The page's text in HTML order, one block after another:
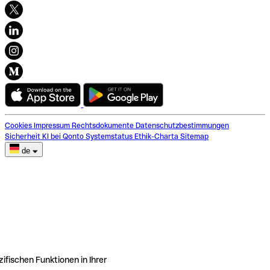
Cookies Impressum Rechtsdokumente Datenschutzbestimmungen
Sicherheit KI bei Qonto Systemstatus Ethik-Charta Sitemap
de
Funktionen in Ihrer